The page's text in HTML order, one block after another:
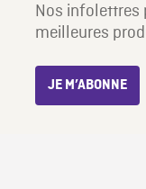
Nos infolettres
meilleures
JE M’ABONNE